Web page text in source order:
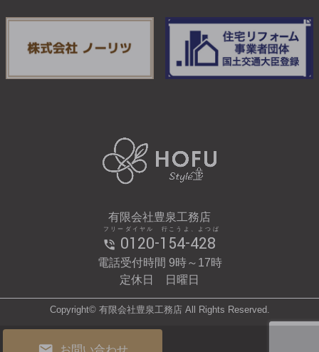
お問い合わせ
有限会社豊泉工務店
0120-154-428
フリーダイヤル 行こうよ、よつば
電話受付時間 9時～17時
定休日 日曜日
Copyright© 有限会社豊泉工務店 All Rights Reserved.